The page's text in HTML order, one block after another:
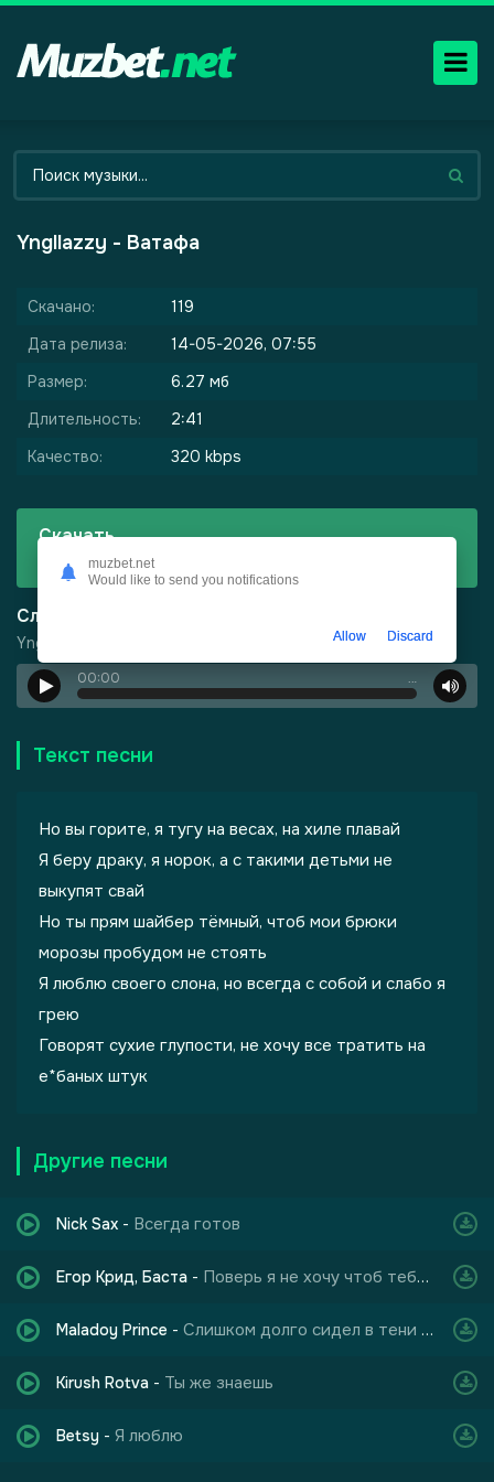
Yngllazzy - Ватафа
Скачано:
119
Дата релиза:
14-05-2026, 07:55
Размер:
6.27 мб
Длительность:
2:41
Качество:
320 kbps
Скачать
Yngllazzy - Ватафа
Слушать
Yngllazzy - Ватафа
00:00 …
Текст песни
Но вы горите, я тугу на весах, на хиле плавай
Я беру драку, я норок, а с такими детьми не
выкупят свай
Но ты прям шайбер тёмный, чтоб мои брюки
морозы пробудом не стоять
Я люблю своего слона, но всегда с собой и слабо я
грею
Говорят сухие глупости, не хочу все тратить на
е*баных штук
Другие песни
Nick Sax - Всегда готов
Егор Крид, Баста - Поверь я не хочу чтоб тебе было также больно
Maladoy Prince - Слишком долго сидел в тени чтобы слабо пёрнуть
Kirush Rotva - Ты же знаешь
Betsy - Я люблю
Город Грехов
muzbet.net
Would like to send you notifications
Allow Discard